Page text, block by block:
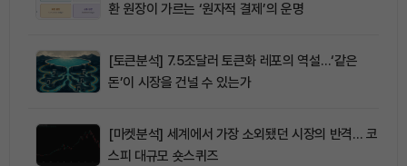
환 원장이 가르는 ‘원자적 결제’의 운명
[토큰분석] 7.5조달러 토큰화 레포의 역설…‘같은
돈’이 시장을 건널 수 있는가
[마켓분석] 세계에서 가장 소외됐던 시장의 반격… 코
스피 대규모 숏스퀴즈